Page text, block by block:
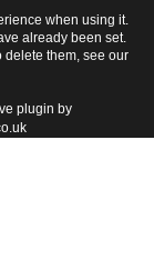
when using it.
already been set.
delete them, see our